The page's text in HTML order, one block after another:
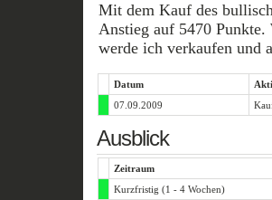
Mit dem Kauf des
Anstieg auf 5470
werde ich verkaufen und
Datum
07.09.2009
Ausblick
Zeitraum
Kurzfristig (1 - 4 Wochen)